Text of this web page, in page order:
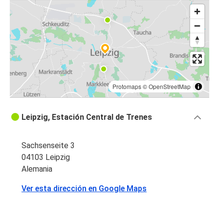
Protomaps©OpenStreetMap
Leipzig, Estación Central de Trenes
Sachsenseite 3
04103 Leipzig
Alemania
Ver esta dirección en Google Maps